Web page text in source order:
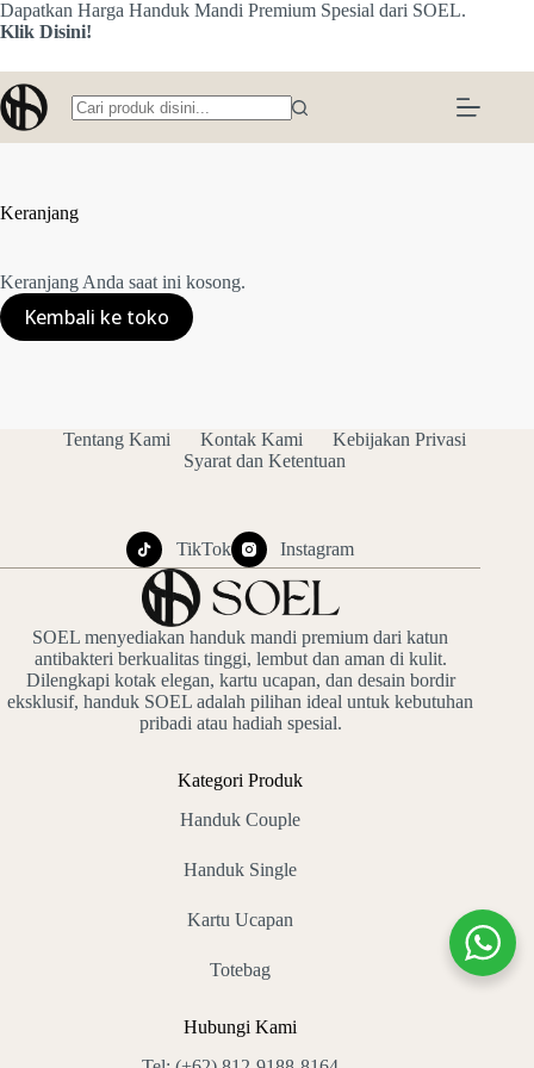
Skip
to
Dapatkan Harga Handuk Mandi Premium Spesial dari SOEL.
Klik Disini!
Keranjang
Keranjang Anda saat ini kosong.
Kembali ke toko
Tentang Kami Kontak Kami
Kebijakan Privasi
Syarat dan Ketentuan
TikTok Instagram
SOEL menyediakan handuk mandi premium dari katun
antibakteri berkualitas tinggi, lembut dan aman di kulit.
Dilengkapi kotak elegan, kartu ucapan, dan desain bordir
eksklusif, handuk SOEL adalah pilihan ideal untuk kebutuhan
pribadi atau hadiah spesial.
Kategori Produk
Handuk Couple
Handuk Single
Kartu Ucapan
Totebag
Hubungi Kami